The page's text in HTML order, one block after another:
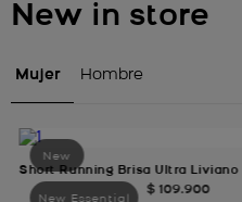
New in store
Mujer Hombre
$ 109.900